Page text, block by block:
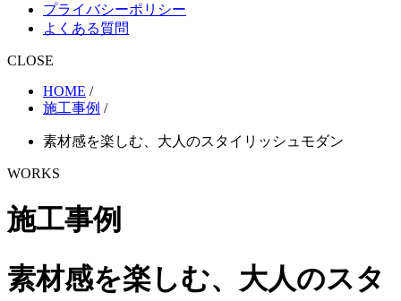
プライバシーポリシー
よくある質問
CLOSE
HOME /
施工事例 /
素材感を楽しむ、大人のスタイリッシュモダン
WORKS
施工事例
素材感を楽しむ、大人のスタ